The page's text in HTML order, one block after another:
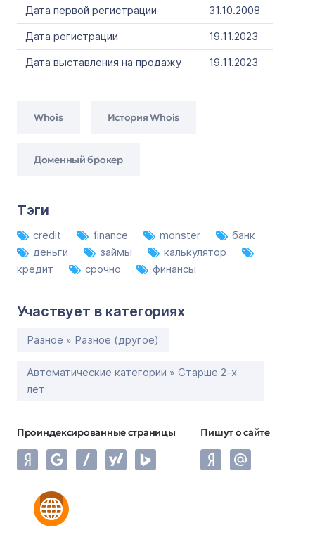
Дата первой регистрации
31.10.2008
Дата регистрации
19.11.2023
Дата выставления на продажу
19.11.2023
Whois История Whois
Доменный брокер
Тэги
credit finance monster
банк
деньги
займы
калькулятор
кредит
срочно финансы
Участвует в категориях
Разное » Разное (другое)
Автоматические категории » Старше 2-х
лет
Проиндексированные страницы Пишут о сайте